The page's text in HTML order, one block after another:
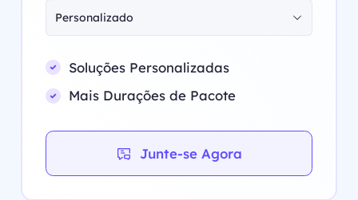
Personalizado
Soluções Personalizadas
Mais Durações de Pacote
Junte-se Agora